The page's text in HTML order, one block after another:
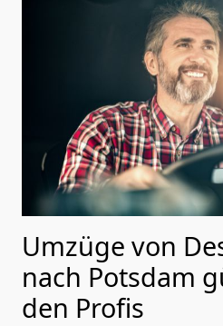
Umzüge von
nach Potsdam
den Profis